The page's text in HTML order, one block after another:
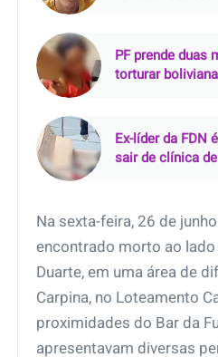
PF prende duas
torturar
Ex-líder da FDN
sair de clínica
Na sexta-feira, 26 de
encontrado morto ao
Duarte, em uma área de
Carpina, no Loteamento
proximidades do Bar da
apresentavam diversas